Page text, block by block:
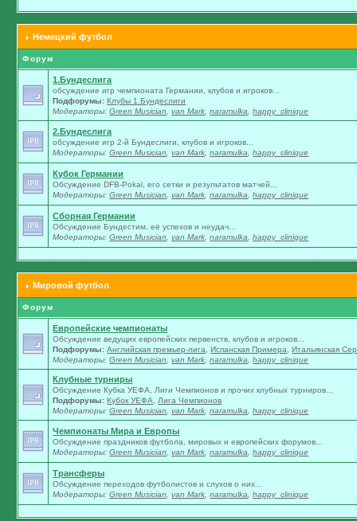
Немецкий футбол
Форум
1.Бундеслига
обсуждение игр чемпионата Германии, клубов и игроков...
Подфорумы: Клубы 1.Бундеслиги
Модераторы:Green Musician ,van Mark ,naramulka ,happy_clinique
2.Бундеслига
обсуждение игр 2-й Бундеслиги, клубов и игроков...
Модераторы:Green Musician ,van Mark ,naramulka ,happy_clinique
Кубок Германии
Обсуждение DFB-Pokal, его сетки и результатов матчей...
Модераторы:Green Musician ,van Mark ,naramulka ,happy_clinique
Сборная Германии
Обсуждение Бундестим, её успехов и неудач...
Модераторы:Green Musician ,van Mark ,naramulka ,happy_clinique
Мировой футбол
Форум
Европейские чемпионаты
Обсуждение ведущих европейских первенств, клубов и игроков...
Подфорумы: Английская премьер-лига ,Испанская Примера ,Итальянская
Модераторы:Green Musician ,van Mark ,naramulka ,happy_clinique
Клубные турниры
Обсуждение Кубка УЕФА, Лиги Чемпионов и прочих клубных турниров...
Подфорумы: Кубок УЕФА
Лига Чемпионов
Модераторы:Green Musician ,van Mark ,naramulka ,happy_clinique
Чемпионаты Мира и Европы
Обсуждение праздников футбола, мировых и европейских форумов...
Модераторы:Green Musician ,van Mark ,naramulka ,happy_clinique
Трансферы
Обсуждение переходов футболистов и слухов о них...
Модераторы:Green Musician ,van Mark ,naramulka ,happy_clinique